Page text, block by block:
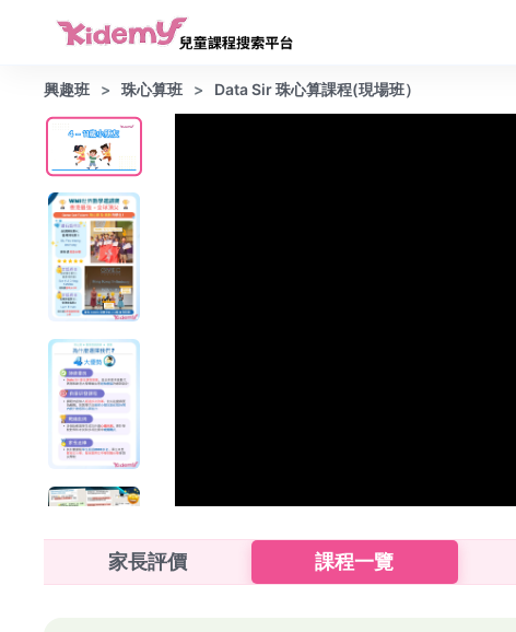
興趣班 珠心算班 Data Sir 珠心算課程(現場班）
家長評價 課程一覽